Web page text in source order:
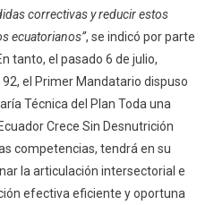
correctivas y reducir estos
ecuatorianos”, se indicó por parte
tanto, el pasado 6 de julio,
el Primer Mandatario dispuso
Técnica del Plan Toda una
Crece Sin Desnutrición
competencias, tendrá en su
la articulación intersectorial e
efectiva eficiente y oportuna